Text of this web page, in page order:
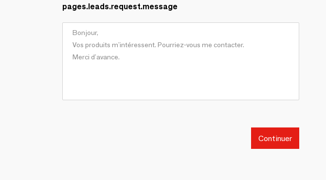
pages.leads.request.message
Continuer